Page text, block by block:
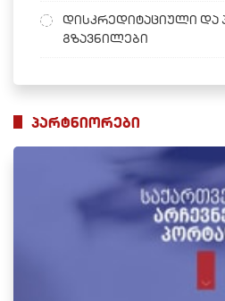
დისკრედიტაციული და
გზავნილები
პარტნიორები